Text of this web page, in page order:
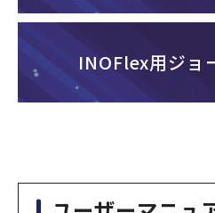
INOFlex用ジョ